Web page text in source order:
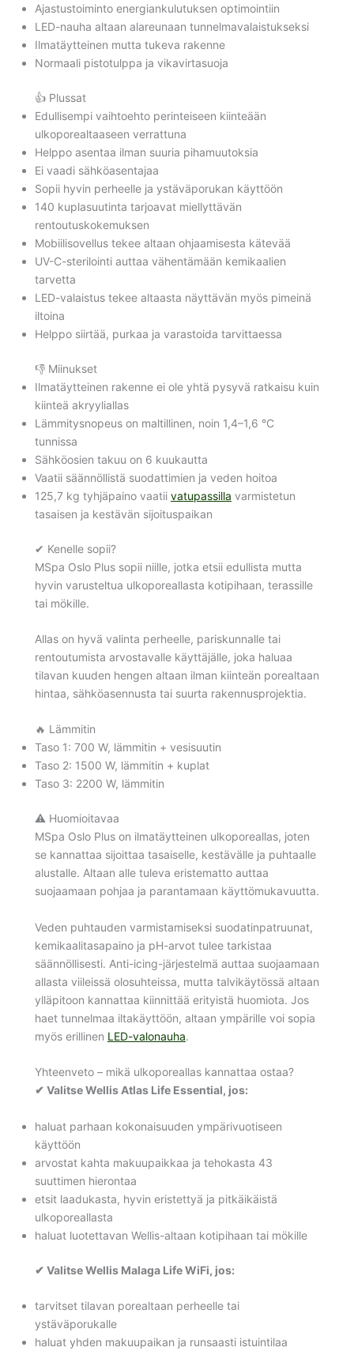
Ajastustoiminto energiankulutuksen optimointiin
LED-nauha altaan alareunaan tunnelmavalaistukseksi
Ilmatäytteinen mutta tukeva rakenne
Normaali pistotulppa ja vikavirtasuoja
👍 Plussat
Edullisempi vaihtoehto perinteiseen kiinteään
ulkoporealtaaseen verrattuna
Helppo asentaa ilman suuria pihamuutoksia
Ei vaadi sähköasentajaa
Sopii hyvin perheelle ja ystäväporukan käyttöön
140 kuplasuutinta tarjoavat miellyttävän
rentoutuskokemuksen
Mobiilisovellus tekee altaan ohjaamisesta kätevää
UV-C-sterilointi auttaa vähentämään kemikaalien
tarvetta
LED-valaistus tekee altaasta näyttävän myös pimeinä
iltoina
Helppo siirtää, purkaa ja varastoida tarvittaessa
👎 Miinukset
Ilmatäytteinen rakenne ei ole yhtä pysyvä ratkaisu kuin
kiinteä akryyliallas
Lämmitysnopeus on maltillinen, noin 1,4–1,6 °C
tunnissa
Sähköosien takuu on 6 kuukautta
Vaatii säännöllistä suodattimien ja veden hoitoa
125,7 kg tyhjäpaino vaatii vatupassilla varmistetun
tasaisen ja kestävän sijoituspaikan
✔ Kenelle sopii?
MSpa Oslo Plus sopii niille, jotka etsii edullista mutta
hyvin varusteltua ulkoporeallasta kotipihaan, terassille
tai mökille.
Allas on hyvä valinta perheelle, pariskunnalle tai
rentoutumista arvostavalle käyttäjälle, joka haluaa
tilavan kuuden hengen altaan ilman kiinteän porealtaan
hintaa, sähköasennusta tai suurta rakennusprojektia.
🔥 Lämmitin
Taso 1: 700 W, lämmitin + vesisuutin
Taso 2: 1500 W, lämmitin + kuplat
Taso 3: 2200 W, lämmitin
⚠️ Huomioitavaa
MSpa Oslo Plus on ilmatäytteinen ulkoporeallas, joten
se kannattaa sijoittaa tasaiselle, kestävälle ja puhtaalle
alustalle. Altaan alle tuleva eristematto auttaa
suojaamaan pohjaa ja parantamaan käyttömukavuutta.
Veden puhtauden varmistamiseksi suodatinpatruunat,
kemikaalitasapaino ja pH-arvot tulee tarkistaa
säännöllisesti. Anti-icing-järjestelmä auttaa suojaamaan
allasta viileissä olosuhteissa, mutta talvikäytössä altaan
ylläpitoon kannattaa kiinnittää erityistä huomiota. Jos
haet tunnelmaa iltakäyttöön, altaan ympärille voi sopia
myös erillinen LED-valonauha.
Yhteenveto – mikä ulkoporeallas kannattaa ostaa?
✔ Valitse Wellis Atlas Life Essential, jos:
haluat parhaan kokonaisuuden ympärivuotiseen
käyttöön
arvostat kahta makuupaikkaa ja tehokasta 43
suuttimen hierontaa
etsit laadukasta, hyvin eristettyä ja pitkäikäistä
ulkoporeallasta
haluat luotettavan Wellis-altaan kotipihaan tai mökille
✔ Valitse Wellis Malaga Life WiFi, jos:
tarvitset tilavan porealtaan perheelle tai
ystäväporukalle
haluat yhden makuupaikan ja runsaasti istuintilaa